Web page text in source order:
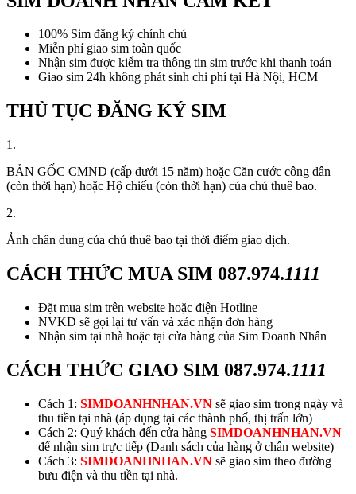
100% Sim đăng ký chính chủ
Miễn phí giao sim toàn quốc
Nhận sim được kiểm tra thông tin sim trước khi thanh toán
Giao sim 24h không phát sinh chi phí tại Hà Nội, HCM
THỦ TỤC ĐĂNG KÝ SIM
1.
BẢN GỐC CMND (cấp dưới 15 năm) hoặc Căn cước công dân
(còn thời hạn) hoặc Hộ chiếu (còn thời hạn) của chủ thuê bao.
2.
Ảnh chân dung của chủ thuê bao tại thời điểm giao dịch.
CÁCH THỨC MUA SIM 087.974.1111
Đặt mua sim trên website hoặc điện Hotline
NVKD sẽ gọi lại tư vấn và xác nhận đơn hàng
Nhận sim tại nhà hoặc tại cửa hàng của Sim Doanh Nhân
CÁCH THỨC GIAO SIM 087.974.1111
Cách 1: SIMDOANHNHAN.VN sẽ giao sim trong ngày và
thu tiền tại nhà (áp dụng tại các thành phố, thị trấn lớn)
Cách 2: Quý khách đến cửa hàng SIMDOANHNHAN.VN
để nhận sim trực tiếp (Danh sách của hàng ở chân website)
Cách 3: SIMDOANHNHAN.VN sẽ giao sim theo đường
bưu điện và thu tiền tại nhà.